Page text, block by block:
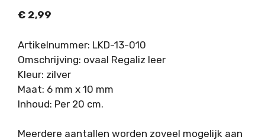
€ 2,99
Artikelnummer: LKD-13-010
Omschrijving: ovaal Regaliz leer
Kleur: zilver
Maat: 6 mm x 10 mm
Inhoud: Per 20 cm.
Meerdere aantallen worden zoveel mogelijk aan